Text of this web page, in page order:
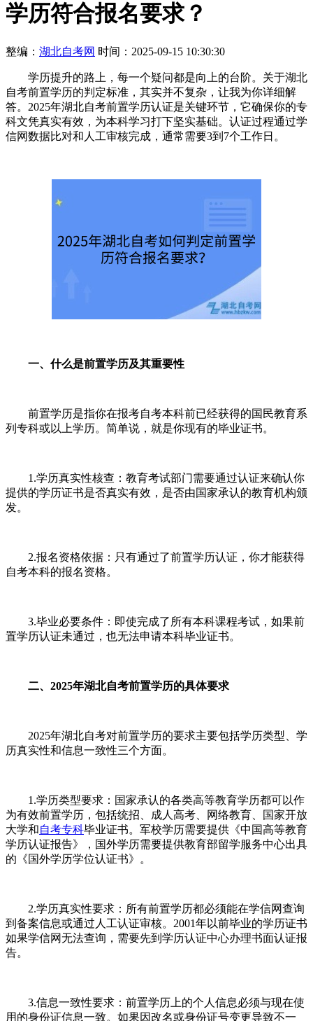
学历符合报名要求？
整编： 湖北自考网 时间：2025-09-15 10:30:30
学历提升的路上，每一个疑问都是向上的台阶。关于湖北
自考前置学历的判定标准，其实并不复杂，让我为你详细解
答。2025年湖北自考前置学历认证是关键环节，它确保你的专
科文凭真实有效，为本科学习打下坚实基础。认证过程通过学
信网数据比对和人工审核完成，通常需要3到7个工作日。
一、什么是前置学历及其重要性
前置学历是指你在报考自考本科前已经获得的国民教育系
列专科或以上学历。简单说，就是你现有的毕业证书。
1.学历真实性核查：教育考试部门需要通过认证来确认你
提供的学历证书是否真实有效，是否由国家承认的教育机构颁
发。
2.报名资格依据：只有通过了前置学历认证，你才能获得
自考本科的报名资格。
3.毕业必要条件：即使完成了所有本科课程考试，如果前
置学历认证未通过，也无法申请本科毕业证书。
二、2025年湖北自考前置学历的具体要求
2025年湖北自考对前置学历的要求主要包括学历类型、学
历真实性和信息一致性三个方面。
1.学历类型要求：国家承认的各类高等教育学历都可以作
为有效前置学历，包括统招、成人高考、网络教育、国家开放
大学和自考专科毕业证书。军校学历需要提供《中国高等教育
学历认证报告》，国外学历需要提供教育部留学服务中心出具
的《国外学历学位认证书》。
2.学历真实性要求：所有前置学历都必须能在学信网查询
到备案信息或通过人工认证审核。2001年以前毕业的学历证书
如果学信网无法查询，需要先到学历认证中心办理书面认证报
告。
3.信息一致性要求：前置学历上的个人信息必须与现在使
用的身份证信息一致。如果因改名或身份证号变更导致不一